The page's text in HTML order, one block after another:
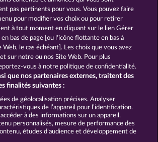
CGU
confidentialité et de cookies
légales Société
la demande de rétractation
pas pertinents pour vous. Vous pouvez faire
pour modifier vos choix ou pour retirer
à tout moment en cliquant sur le lien Gérer
bas de page [ou l'icône flottante en bas à
Web, le cas échéant]. Les choix que vous avez
sur notre ou nos Site Web. Pour plus
vous à notre politique de confidentialité.
que nos partenaires externes, traitent des
finalités suivantes :
de géolocalisation précises. Analyser
de l’appareil pour l’identification.
à des informations sur un appareil.
personnalisés, mesure de performance des
études d’audience et développement de